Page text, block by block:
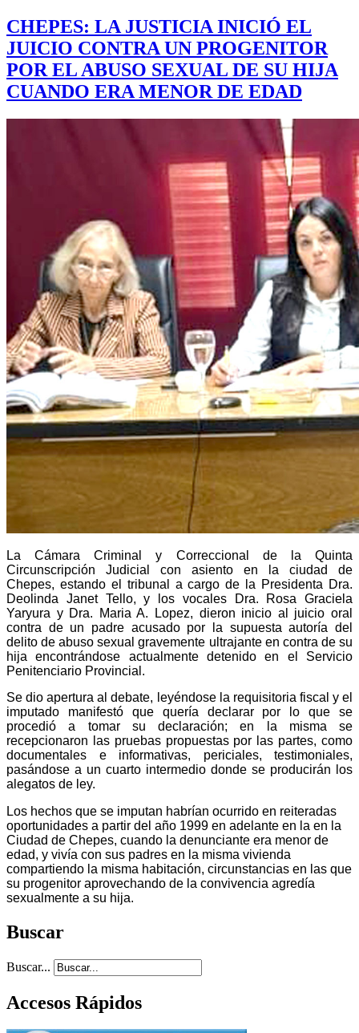
CHEPES: LA JUSTICIA INICIÓ EL
JUICIO CONTRA UN PROGENITOR
POR EL ABUSO SEXUAL DE SU HIJA
CUANDO ERA MENOR DE EDAD
La Cámara Criminal y Correccional de la Quinta
Circunscripción Judicial con asiento en la ciudad de
Chepes, estando el tribunal a cargo de la Presidenta Dra.
Deolinda Janet Tello, y los vocales Dra. Rosa Graciela
Yaryura y Dra. Maria A. Lopez, dieron inicio al juicio oral
contra de un padre acusado por la supuesta autoría del
delito de abuso sexual gravemente ultrajante en contra de su
hija encontrándose actualmente detenido en el Servicio
Penitenciario Provincial.
Se dio apertura al debate, leyéndose la requisitoria fiscal y el
imputado manifestó que quería declarar por lo que se
procedió a tomar su declaración;en la misma se
recepcionaron las pruebas propuestas por las partes, como
documentales e informativas, periciales, testimoniales,
pasándose a un cuarto intermedio donde se producirán los
alegatos de ley.
Los hechos que se imputan habrían ocurrido en reiteradas
oportunidades a partir del año 1999 en adelante en la en la
Ciudad de Chepes, cuando la denunciante era menor de
edad, y vivía con sus padres en la misma vivienda
compartiendo la misma habitación, circunstancias en las que
su progenitor aprovechando de la convivencia agredía
sexualmente a su hija.
Buscar
Buscar...
Accesos Rápidos